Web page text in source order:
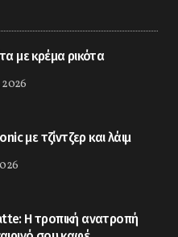
με κρέμα ρικότα
2026
με τζίντζερ και λάιμ
Η τροπική ανατροπή